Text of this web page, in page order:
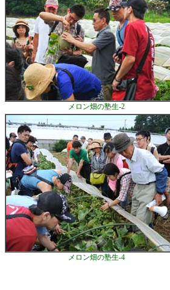
メロン畑の塾生-2
メロン畑の塾生-4